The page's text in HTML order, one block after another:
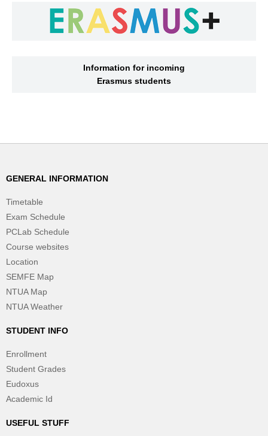
Information for incoming
Erasmus students
GENERAL INFORMATION
Timetable
Exam Schedule
PCLab Schedule
Course websites
Location
SEMFE Map
NTUA Map
NTUA Weather
STUDENT INFO
Enrollment
Student Grades
Eudoxus
Academic Id
USEFUL STUFF